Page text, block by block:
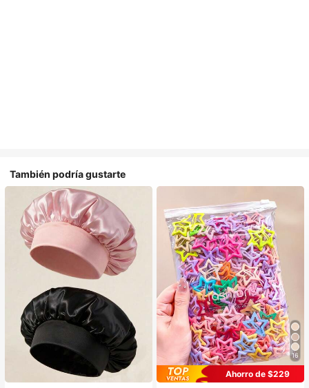
También podría gustarte
#1 Más vendidos
en Multicolor Gorros para el pelo para mujer
Establecido hace 1 año
16
Ahorro de $229